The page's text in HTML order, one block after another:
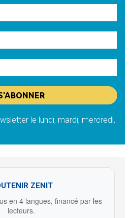
le lundi, mardi, mercredi,
ZENIT
en 4 langues, financé par les
lecteurs.